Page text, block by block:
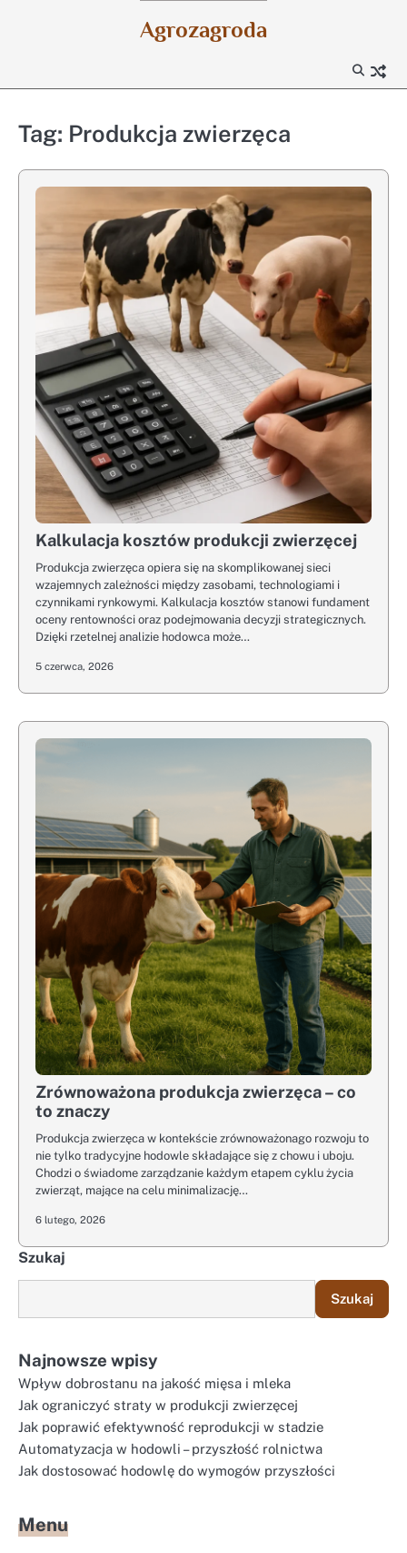
Agrozagroda
Tag: Produkcja zwierzęca
Kalkulacja kosztów produkcji zwierzęcej
Produkcja zwierzęca opiera się na skomplikowanej sieci
wzajemnych zależności między zasobami, technologiami i
czynnikami rynkowymi. Kalkulacja kosztów stanowi fundament
oceny rentowności oraz podejmowania decyzji strategicznych.
Dzięki rzetelnej analizie hodowca może…
5 czerwca, 2026
Zrównoważona produkcja zwierzęca – co
to znaczy
Produkcja zwierzęca w kontekście zrównoważonago rozwoju to
nie tylko tradycyjne hodowle składające się z chowu i uboju.
Chodzi o świadome zarządzanie każdym etapem cyklu życia
zwierząt, mające na celu minimalizację…
6 lutego, 2026
Szukaj
Szukaj
Najnowsze wpisy
Wpływ dobrostanu na jakość mięsa i mleka
Jak ograniczyć straty w produkcji zwierzęcej
Jak poprawić efektywność reprodukcji w stadzie
Automatyzacja w hodowli – przyszłość rolnictwa
Jak dostosować hodowlę do wymogów przyszłości
Menu